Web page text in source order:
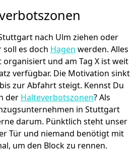
nach Ulm ziehen oder
soll es doch Hagen werden. Alles
und am Tag X ist weit
verfügbar. Die Motivation sinkt
zur Abfahrt steigt. Kennst Du
der Halteverbotszonen? Als
in Stuttgart
darum. Pünktlich steht unser
Tür und niemand benötigt mit
um den Block zu rennen.